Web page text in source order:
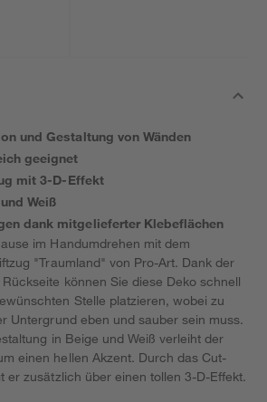
und Gestaltung von Wänden
geeignet
mit 3-D-Effekt
Weiß
dank mitgelieferter Klebeflächen
im Handumdrehen mit dem
"Traumland" von Pro-Art. Dank der
können Sie diese Deko schnell
Stelle platzieren, wobei zu
Untergrund eben und sauber sein muss.
in Beige und Weiß verleiht der
einen hellen Akzent. Durch das Cut-
er zusätzlich über einen tollen 3-D-Effekt.